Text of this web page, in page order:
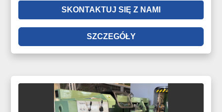
SKONTAKTUJ SIĘ Z NAMI
SZCZEGÓŁY